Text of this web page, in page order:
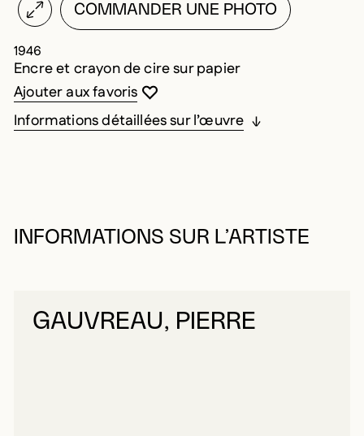
COMMANDER UNE PHOTO
1946
Encre et crayon de cire sur papier
Vous devez être connecté pour ajouter
Fermer la modale
Ouvrir la modale
Ajouter aux favoris
Informations détaillées sur l’œuvre
INFORMATIONS SUR L’ARTISTE
GAUVREAU, PIERRE